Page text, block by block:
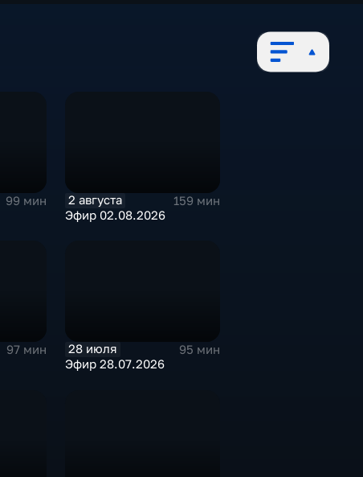
99 мин
2 августа
159 мин
Эфир 02.08.2026
97 мин
28 июля
95 мин
Эфир 28.07.2026